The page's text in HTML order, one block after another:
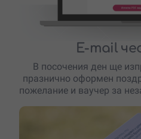
E-mail
В посочения ден ще
празнично оформен
пожелание и ваучер за